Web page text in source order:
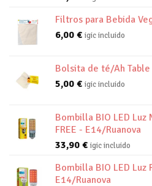
Filtros para Bebida
6,00 € igic incluido
Bolsita de té/Ah Table
5,00 € igic incluido
Bombilla BIO LED
FREE - E14/Ruanova
33,90 € igic incluido
Bombilla BIO LED Luz
E14/Ruanova